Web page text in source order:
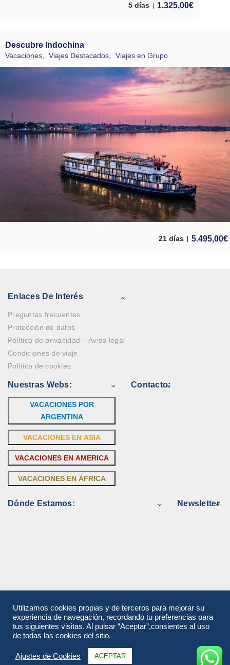
5 días 1.325,00€
Descubre Indochina
Vacaciones Viajes Destacados Viajes en Grupo
21 días 5.495,00€
Enlaces De Interés
Preguntas frecuentes
Protección de datos
Política de privacidad – Aviso legal
Condiciones de viaje
Política de cookies
Nuestras Webs:
VACACIONES POR
ARGENTINA
VACACIONES EN ASIA
VACACIONES EN AMERICA
VACACIONES EN ÁFRICA
Contacto:
Dónde Estamos: Newsletter
Utilizamos cookies propias y de terceros para mejorar su
experiencia de navegación, recordando tu preferencias para
tus siguientes visitas. Al pulsar “Aceptar”,consientes al uso
de todas las cookies del sitio.
Ajustes de Cookies ACEPTAR